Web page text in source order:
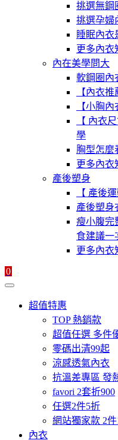
挑選無鋼
挑選孕婦
睡眠內衣
更多內衣
內在美學問大
軟鋼圈內
【內衣
【小胸
【 內衣
學
胸型怎麼
更多內衣
產後塑身
【 產後
產後塑身
瘦小腹完
食建議一
更多內衣
0
超值特惠
TOP 熱銷款
超值任選 多件
零碼出清99起
涼感透氣內衣
抗溫差專區 發
favori 2套折900
任選2件5折
網站獨家款 2件
內衣